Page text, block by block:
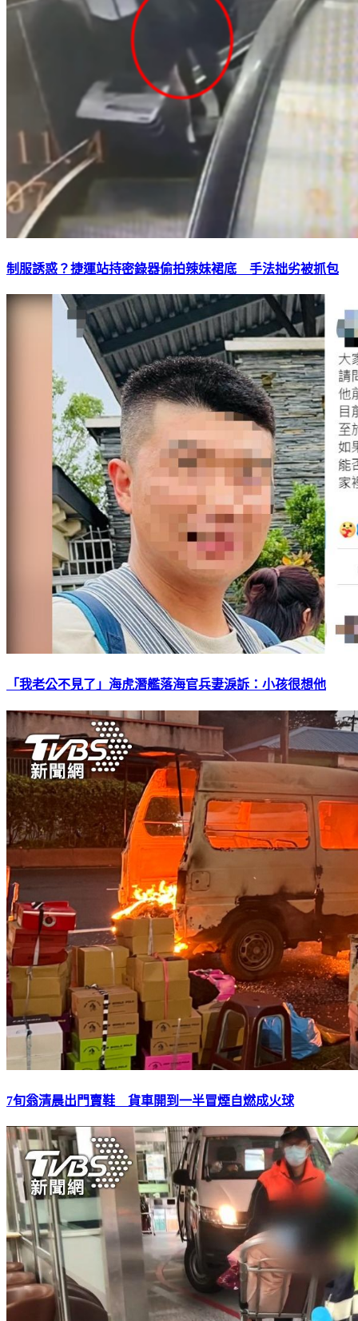
制服誘惑？捷運站持密錄器偷拍辣妹裙底 手法拙劣被抓包
「我老公不見了」海虎潛艦落海官兵妻淚訴：小孩很想他
7旬翁清晨出門賣鞋 貨車開到一半冒煙自燃成火球